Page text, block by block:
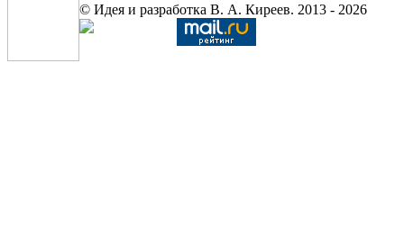
© Идея и разработка В. А. Киреев. 2013 - 2026